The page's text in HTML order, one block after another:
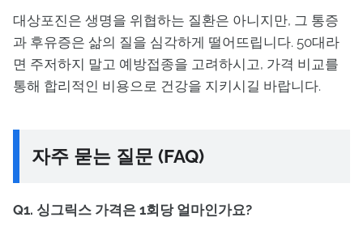
대상포진은 생명을 위협하는 질환은 아니지만, 그 통증
과 후유증은 삶의 질을 심각하게 떨어뜨립니다. 50대라
면 주저하지 말고 예방접종을 고려하시고, 가격 비교를
통해 합리적인 비용으로 건강을 지키시길 바랍니다.
자주 묻는 질문 (FAQ)
Q1. 싱그릭스 가격은 1회당 얼마인가요?